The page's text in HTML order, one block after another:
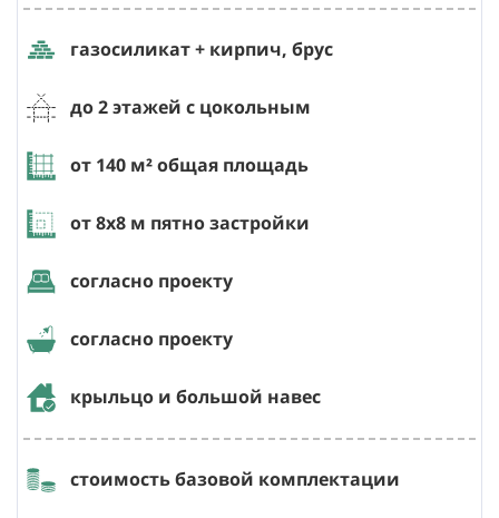
газосиликат + кирпич, брус
до 2 этажей с цокольным
от 140 м² общая площадь
от 8х8 м пятно застройки
согласно проекту
согласно проекту
крыльцо и большой навес
стоимость базовой комплектации